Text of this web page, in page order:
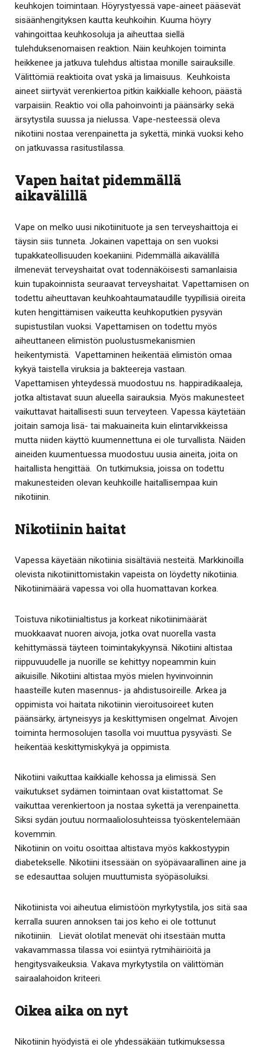
keuhkojen toimintaan. Höyrystyessä vape-aineet pääsevät
sisäänhengityksen kautta keuhkoihin. Kuuma höyry
vahingoittaa keuhkosoluja ja aiheuttaa siellä
tulehduksenomaisen reaktion. Näin keuhkojen toiminta
heikkenee ja jatkuva tulehdus altistaa monille sairauksille.
Välittömiä reaktioita ovat yskä ja limaisuus. Keuhkoista
aineet siirtyvät verenkiertoa pitkin kaikkialle kehoon, päästä
varpaisiin. Reaktio voi olla pahoinvointi ja päänsärky sekä
ärsytystila suussa ja nielussa. Vape-nesteessä oleva
nikotiini nostaa verenpainetta ja sykettä, minkä vuoksi keho
on jatkuvassa rasitustilassa.
Vapen haitat pidemmällä
aikavälillä
Vape on melko uusi nikotiinituote ja sen terveyshaittoja ei
täysin siis tunneta. Jokainen vapettaja on sen vuoksi
tupakkateollisuuden koekaniini. Pidemmällä aikavälillä
ilmenevät terveyshaitat ovat todennäköisesti samanlaisia
kuin tupakoinnista seuraavat terveyshaitat. Vapettamisen on
todettu aiheuttavan keuhkoahtaumataudille tyypillisiä oireita
kuten hengittämisen vaikeutta keuhkoputkien pysyvän
supistustilan vuoksi. Vapettamisen on todettu myös
aiheuttaneen elimistön puolustusmekanismien
heikentymistä. Vapettaminen heikentää elimistön omaa
kykyä taistella viruksia ja bakteereja vastaan.
Vapettamisen yhteydessä muodostuu ns. happiradikaaleja,
jotka altistavat suun alueella sairauksia. Myös makunesteet
vaikuttavat haitallisesti suun terveyteen. Vapessa käytetään
joitain samoja lisä- tai makuaineita kuin elintarvikkeissa
mutta niiden käyttö kuumennettuna ei ole turvallista. Näiden
aineiden kuumentuessa muodostuu uusia aineita, joita on
haitallista hengittää. On tutkimuksia, joissa on todettu
makunesteiden olevan keuhkoille haitallisempaa kuin
nikotiinin.
Nikotiinin haitat
Vapessa käyetään nikotiinia sisältäviä nesteitä. Markkinoilla
olevista nikotiinittomistakin vapeista on löydetty nikotiinia.
Nikotiinimäärä vapessa voi olla huomattavan korkea.
Toistuva nikotiinialtistus ja korkeat nikotiinimäärät
muokkaavat nuoren aivoja, jotka ovat nuorella vasta
kehittymässä täyteen toimintakykyynsä. Nikotiini altistaa
riippuvuudelle ja nuorille se kehittyy nopeammin kuin
aikuisille. Nikotiini altistaa myös mielen hyvinvoinnin
haasteille kuten masennus- ja ahdistusoireille. Arkea ja
oppimista voi haitata nikotiinin vieroitusoireet kuten
päänsärky, ärtyneisyys ja keskittymisen ongelmat. Aivojen
toiminta hermosolujen tasolla voi muuttua pysyvästi. Se
heikentää keskittymiskykyä ja oppimista.
Nikotiini vaikuttaa kaikkialle kehossa ja elimissä. Sen
vaikutukset sydämen toimintaan ovat kiistattomat. Se
vaikuttaa verenkiertoon ja nostaa sykettä ja verenpainetta.
Siksi sydän joutuu normaaliolosuhteissa työskentelemään
kovemmin.
Nikotiinin on voitu osoittaa altistava myös kakkostyypin
diabetekselle. Nikotiini itsessään on syöpävaarallinen aine ja
se edesauttaa solujen muuttumista syöpäsoluiksi.
Nikotiinista voi aiheutua elimistöön myrkytystila, jos sitä saa
kerralla suuren annoksen tai jos keho ei ole tottunut
nikotiiniin. Lievät olotilat menevät ohi itsestään mutta
vakavammassa tilassa voi esiintyä rytmihäiriöitä ja
hengitysvaikeuksia. Vakava myrkytystila on välittömän
sairaalahoidon kriteeri.
Oikea aika on nyt
Nikotiinin hyödyistä ei ole yhdessäkään tutkimuksessa